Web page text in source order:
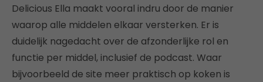
Delicious Ella maakt vooral indru door de manier
waarop alle middelen elkaar versterken. Er is
duidelijk nagedacht over de afzonderlijke rol en
functie per middel, inclusief de podcast. Waar
bijvoorbeeld de site meer praktisch op koken is